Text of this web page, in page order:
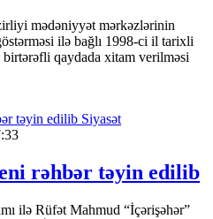
mədəniyyət mərkəzlərinin
ilə bağlı 1998-ci il tarixli
qaydada xitam verilməsi
Siyasət
rəhbər təyin edilib
ilə Rüfət Mahmud “İçərişəhər”